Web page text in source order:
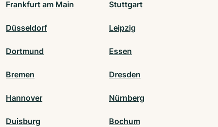
Frankfurt am Main Stuttgart
Düsseldorf Leipzig
Dortmund Essen
Bremen Dresden
Hannover Nürnberg
Duisburg Bochum